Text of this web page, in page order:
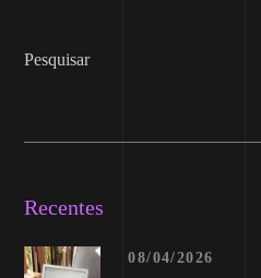
Pesquisar
Recentes
08/04/2026